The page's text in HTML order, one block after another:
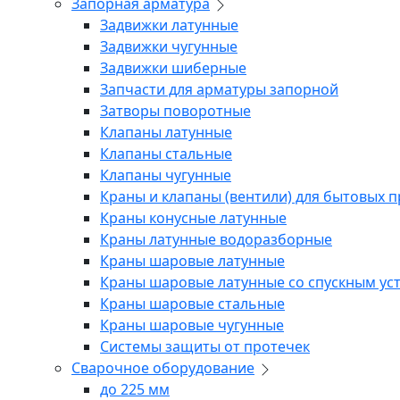
Запорная арматура
Задвижки латунные
Задвижки чугунные
Задвижки шиберные
Запчасти для арматуры запорной
Затворы поворотные
Клапаны латунные
Клапаны стальные
Клапаны чугунные
Краны и клапаны (вентили) для бытовых
Краны конусные латунные
Краны латунные водоразборные
Краны шаровые латунные
Краны шаровые латунные со спускным
Краны шаровые стальные
Краны шаровые чугунные
Системы защиты от протечек
Сварочное оборудование
до 225 мм